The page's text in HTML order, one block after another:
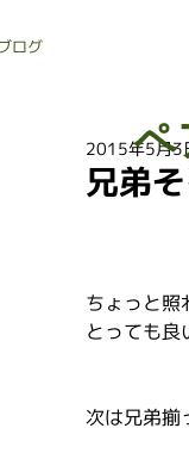
ログ
兄弟
2015年5月3
ちょっと照
とっても良
次は兄弟揃
ペ